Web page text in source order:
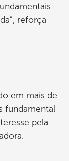
reforça
em mais de
fundamental
pela